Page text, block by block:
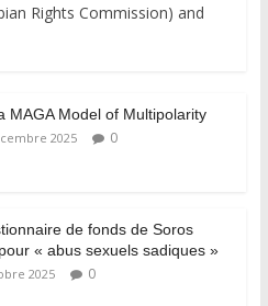
Rights Commission) and
MAGA Model of Multipolarity
2025 0
de fonds de Soros
« abus sexuels sadiques »
2025 0